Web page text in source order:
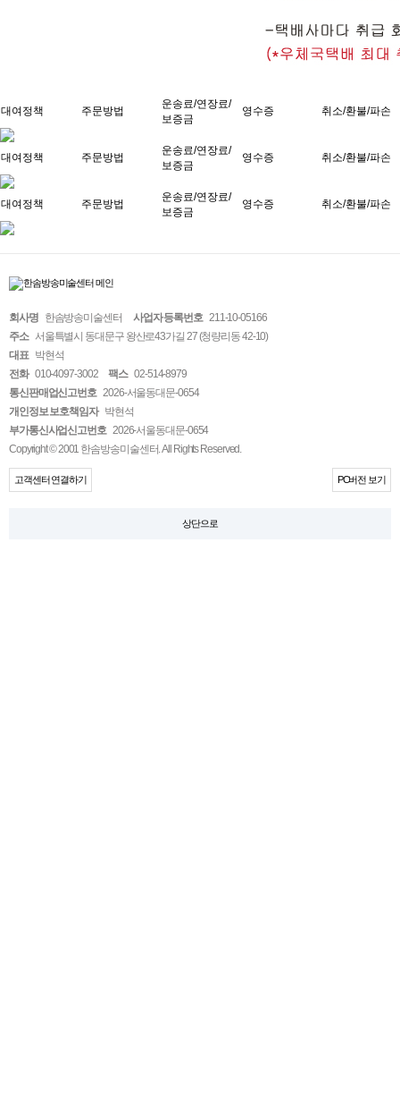
대여정책 주문방법
운송료/연장료/
보증금
영수증 취소/환불/파손
대여정책 주문방법
운송료/연장료/
보증금
영수증 취소/환불/파손
대여정책 주문방법
운송료/연장료/
보증금
영수증 취소/환불/파손
회사명 한솜방송미술센터 사업자 등록번호 211-10-05166
주소 서울특별시 동대문구 왕산로43가길 27 (청량리동 42-10)
대표 박현석
전화 010-4097-3002 팩스 02-514-8979
통신판매업신고번호 2026-서울동대문-0654
개인정보 보호책임자 박현석
부가통신사업신고번호 2026-서울동대문-0654
Copyright © 2001 한솜방송미술센터. All Rights Reserved.
고객센터 연결하기 PC버전 보기
상단으로